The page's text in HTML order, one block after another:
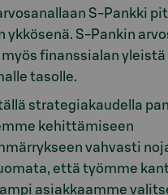
S-Pankki
ykkösenä. S-Pankin
finanssialan yleistä
tasolle.
strategiakaudella
kehittämiseen
vahvasti
että työmme
asiakkaamme